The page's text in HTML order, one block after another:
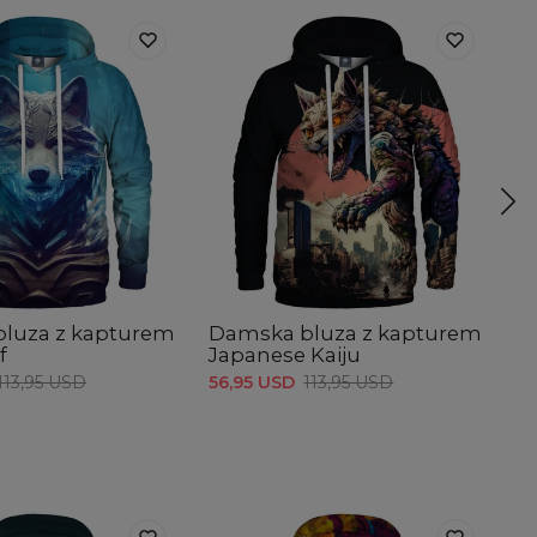
z kapturem
USD
Damska bluza z kapturem
Japanese Kaiju
56,95 USD 113,95 USD